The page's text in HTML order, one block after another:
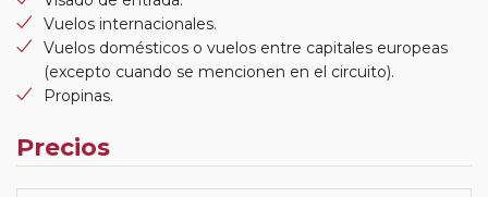
Vuelos internacionales.
Vuelos domésticos o vuelos entre capitales europeas
(excepto cuando se mencionen en el circuito).
Propinas.
Precios